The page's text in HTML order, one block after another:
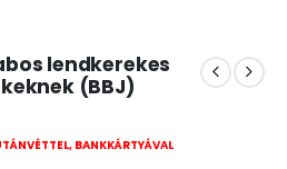
lendkerekes
(BBJ)
BANKKÁRTYÁVAL